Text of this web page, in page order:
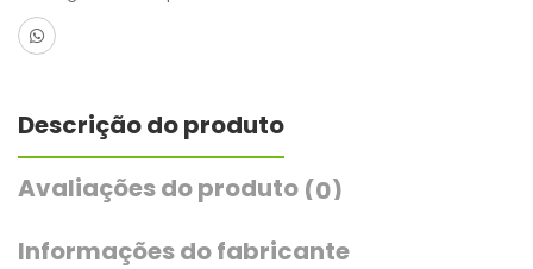
Descrição do produto
Avaliações do produto (0)
Informações do fabricante